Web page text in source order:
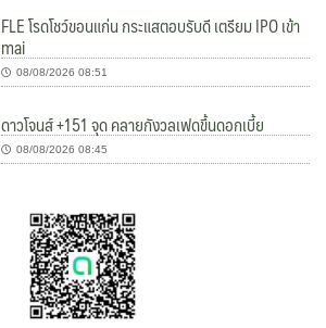
FLE โรดโชว์ขอนแก่น กระแสตอบรับดี เตรียม IPO เข้า
mai
08/08/2026 08:51
ดาวโจนส์ +151 จุด คลายกังวลเฟดขึ้นดอกเบี้ย
08/08/2026 08:45